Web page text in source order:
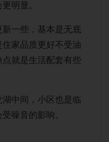
明显。
一些，基本是无底
家品质更好不受油
就是生活配套有些
中间，小区也是临
噪音的影响。